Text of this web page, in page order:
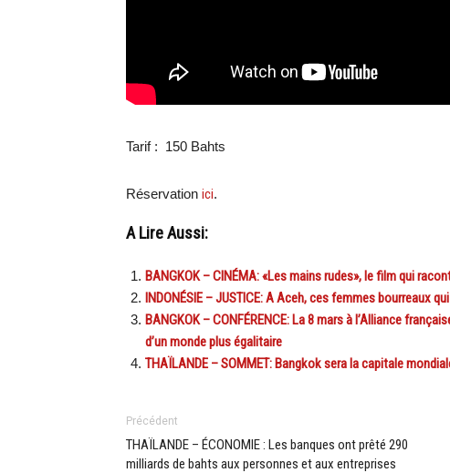
Tarif : 150 Bahts
Réservation ici.
A Lire Aussi:
BANGKOK – CINÉMA: «Les mains rudes», le film qui
INDONÉSIE – JUSTICE: A Aceh, ces femmes bourreaux
BANGKOK – CONFÉRENCE: La 8 mars à l’Alliance
d’un monde plus égalitaire
THAÏLANDE – SOMMET: Bangkok sera la capitale
Précédent
THAÏLANDE – ÉCONOMIE : Les banques ont prêté 290
milliards de bahts aux personnes et aux entreprises